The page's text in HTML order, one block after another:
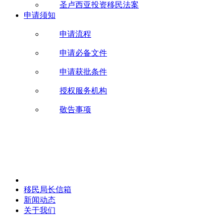
圣卢西亚投资移民法案
申请须知
申请流程
申请必备文件
申请获批条件
授权服务机构
敬告事项
移民局长信箱
新闻动态
关于我们